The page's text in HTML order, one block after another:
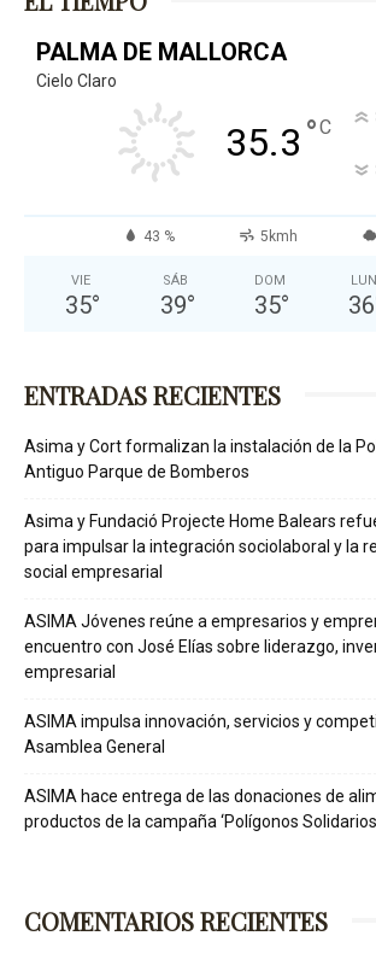
PALMA DE MALLORCA
Cielo Claro
35.3 °C
43 % 5kmh
VIE
35°
SÁB
39°
DOM
35°
LUN
36
ENTRADAS RECIENTES
Asima y Cort formalizan la instalación de la
Antiguo Parque de Bomberos
Asima y Fundació Projecte Home Balears
para impulsar la integración sociolaboral y la
social empresarial
ASIMA Jóvenes reúne a empresarios y
encuentro con José Elías sobre liderazgo,
empresarial
ASIMA impulsa innovación, servicios y
Asamblea General
ASIMA hace entrega de las donaciones de
productos de la campaña ‘Polígonos
COMENTARIOS RECIENTES